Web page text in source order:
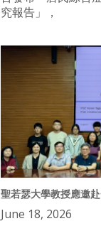
究報告」，
聖若瑟大學教授應邀
June 18, 2026